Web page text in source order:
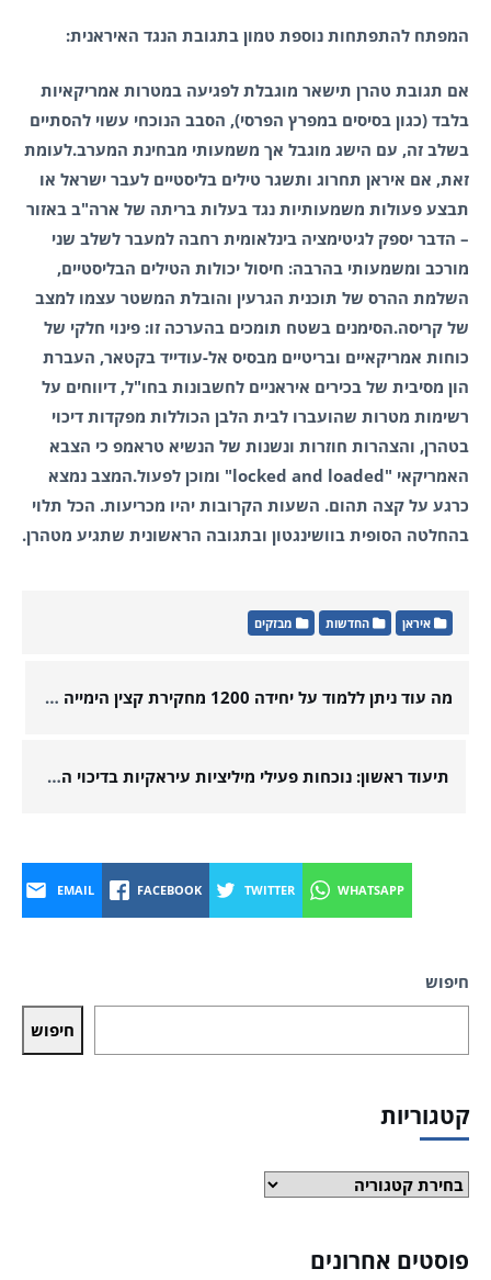
המפתח להתפתחות נוספת טמון בתגובת הנגד האיראנית:
אם תגובת טהרן תישאר מוגבלת לפגיעה במטרות אמריקאיות
בלבד (כגון בסיסים במפרץ הפרסי), הסבב הנוכחי עשוי להסתיים
בשלב זה, עם הישג מוגבל אך משמעותי מבחינת המערב.לעומת
זאת, אם איראן תחרוג ותשגר טילים בליסטיים לעבר ישראל או
תבצע פעולות משמעותיות נגד בעלות בריתה של ארה"ב באזור
– הדבר יספק לגיטימציה בינלאומית רחבה למעבר לשלב שני
מורכב ומשמעותי בהרבה: חיסול יכולות הטילים הבליסטיים,
השלמת ההרס של תוכנית הגרעין והובלת המשטר עצמו למצב
של קריסה.הסימנים בשטח תומכים בהערכה זו: פינוי חלקי של
כוחות אמריקאיים ובריטיים מבסיס אל-עודייד בקטאר, העברת
הון מסיבית של בכירים איראניים לחשבונות בחו"ל, דיווחים על
רשימות מטרות שהועברו לבית הלבן הכוללות מפקדות דיכוי
בטהרן, והצהרות חוזרות ונשנות של הנשיא טראמפ כי הצבא
האמריקאי "locked and loaded" ומוכן לפעול.המצב נמצא
כרגע על קצה תהום. השעות הקרובות יהיו מכריעות. הכל תלוי
בהחלטה הסופית בוושינגטון ובתגובה הראשונית שתגיע מטהרן.
איראן החדשות מבזקים
מה עוד ניתן ללמוד על יחידה 1200 מחקירת קצין הימייה ובכיר חיזבאללה, עימאד אמהז?
תיעוד ראשון: נוכחות פעילי מיליציות עיראקיות בדיכוי המחאות באיראן – ניתוח "אינטלי טיימס" חושף סימנים ברורים
EMAIL FACEBOOK TWITTER WHATSAPP
חיפוש
חיפוש
קטגוריות
קטגוריות
פוסטים אחרונים